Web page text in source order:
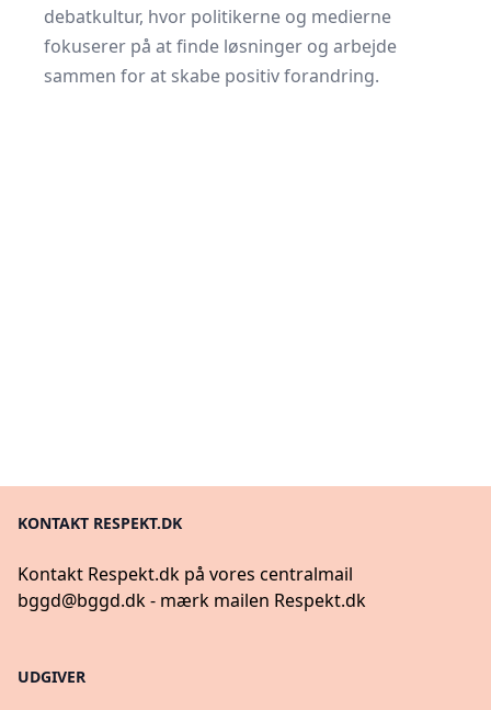
debatkultur, hvor politikerne og medierne
fokuserer på at finde løsninger og arbejde
sammen for at skabe positiv forandring.
KONTAKT RESPEKT.DK
Kontakt Respekt.dk på vores centralmail
bggd@bggd.dk- mærk mailen Respekt.dk
UDGIVER